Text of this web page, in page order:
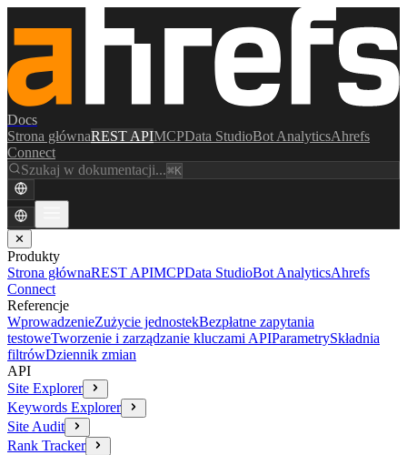
Docs
Strona głównaREST APIMCPData StudioBot AnalyticsAhrefs
Connect
Szukaj w dokumentacji...⌘K
✕
Produkty
Strona głównaREST APIMCPData StudioBot AnalyticsAhrefs
Connect
Referencje
WprowadzenieZużycie jednostekBezpłatne zapytania
testoweTworzenie i zarządzanie kluczami APIParametrySkładnia
filtrówDziennik zmian
API
Site Explorer
Keywords Explorer
Site Audit
Rank Tracker